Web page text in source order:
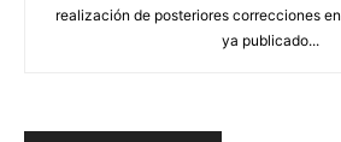
realización de posteriores correcciones
ya publicado...